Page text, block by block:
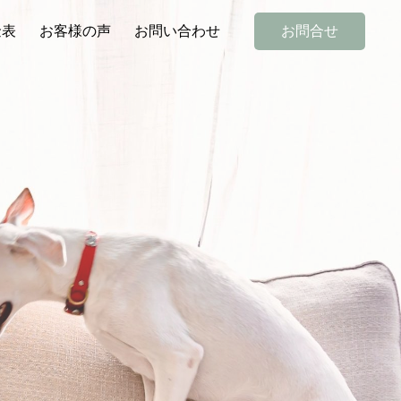
お客様の声 お問い合わせ お問合せ